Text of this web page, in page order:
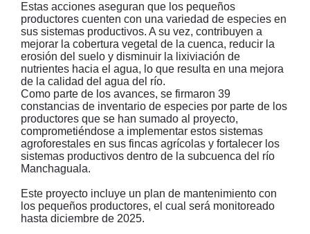
Estas acciones aseguran que los pequeños
productores cuenten con una variedad de especies en
sus sistemas productivos. A su vez, contribuyen a
mejorar la cobertura vegetal de la cuenca, reducir la
erosión del suelo y disminuir la lixiviación de
nutrientes hacia el agua, lo que resulta en una mejora
de la calidad del agua del río.
Como parte de los avances, se firmaron 39
constancias de inventario de especies por parte de los
productores que se han sumado al proyecto,
comprometiéndose a implementar estos sistemas
agroforestales en sus fincas agrícolas y fortalecer los
sistemas productivos dentro de la subcuenca del río
Manchaguala.
Este proyecto incluye un plan de mantenimiento con
los pequeños productores, el cual será monitoreado
hasta diciembre de 2025.